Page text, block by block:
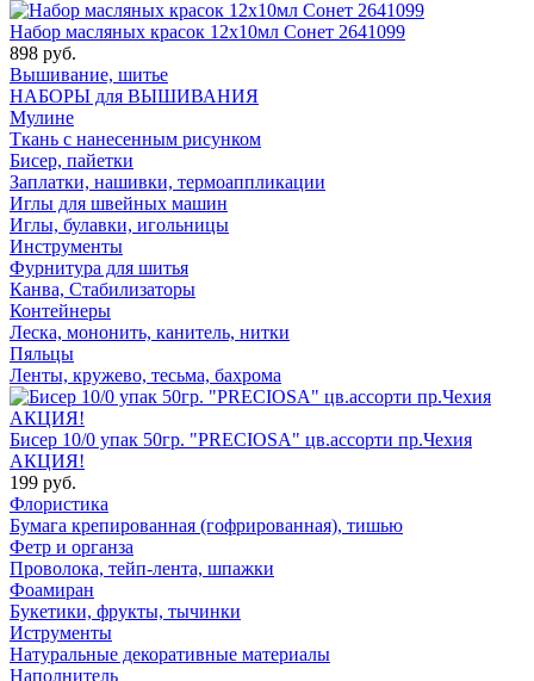
Набор масляных красок 12х10мл Сонет 2641099
898 руб.
Вышивание, шитье
НАБОРЫ для ВЫШИВАНИЯ
Мулине
Ткань с нанесенным рисунком
Бисер, пайетки
Заплатки, нашивки, термоаппликации
Иглы для швейных машин
Иглы, булавки, игольницы
Инструменты
Фурнитура для шитья
Канва, Стабилизаторы
Контейнеры
Леска, мононить, канитель, нитки
Пяльцы
Ленты, кружево, тесьма, бахрома
Бисер 10/0 упак 50гр. "PRECIOSA" цв.ассорти пр.Чехия
АКЦИЯ!
199 руб.
Флористика
Бумага крепированная (гофрированная), тишью
Фетр и органза
Проволока, тейп-лента, шпажки
Фоамиран
Букетики, фрукты, тычинки
Иструменты
Натуральные декоративные материалы
Наполнитель